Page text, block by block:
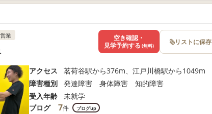
業
アクセス
茗荷谷駅から376m、江戸川橋駅から1049m
障害種別
発達障害 身体障害 知的障害
受入年齢
未就学
ブログ
7件 ブログup
空き確認・
見学予約する (無料) リストに保存